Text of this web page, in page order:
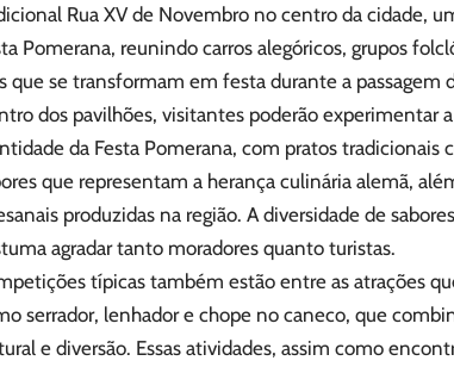
Rua XV de Novembro no centro da cidade,
Pomerana, reunindo carros alegóricos, grupos
que se transformam em festa durante a passagem
dos pavilhões, visitantes poderão experimentar
da Festa Pomerana, com pratos tradicionais
que representam a herança culinária alemã,
produzidas na região. A diversidade de
agradar tanto moradores quanto turistas.
típicas também estão entre as atrações
serrador, lenhador e chope no caneco, que
e diversão. Essas atividades, assim como